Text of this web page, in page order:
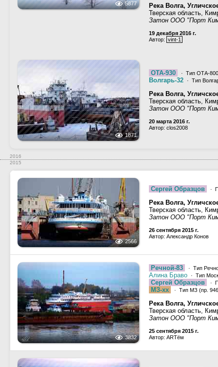
5877
Река Волга,
Тверская область,
Затон ООО "Порт
19 декабря 2016 г.
Автор: vint-1
1871
ОТА-930 · Тип ОТА-
Волгарь-32 · Тип
Река Волга,
Тверская область,
Затон ООО "Порт
20 марта 2016 г.
Автор: clos2008
2016
2015
2566
Сергей Образцов ·
Река Волга,
Тверская область,
Затон ООО "Порт
26 сентября 2015 г.
Автор: Александр Конов
3832
Речной-83 · Тип
Алина Браво · Тип
Сергей Образцов ·
МЗ-хх · Тип МЗ (пр.
Река Волга,
Тверская область,
Затон ООО "Порт
25 сентября 2015 г.
Автор: ARTём